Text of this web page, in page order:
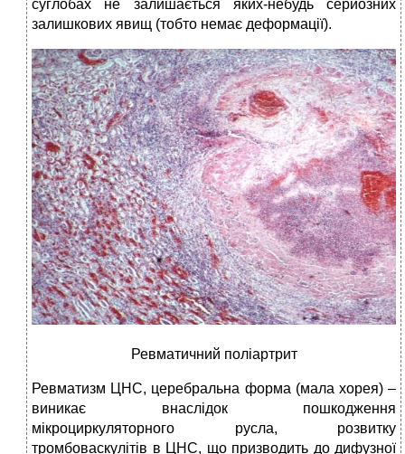
суглобах не залишається яких-небудь серйозних
залишкових явищ (тобто немає деформації).
Ревматичний поліартрит
Ревматизм ЦНС, церебральна форма (мала хорея) –
виникає внаслідок пошкодження
мікроциркуляторного русла, розвитку
тромбоваскулітів в ЦНС, що призводить до дифузної